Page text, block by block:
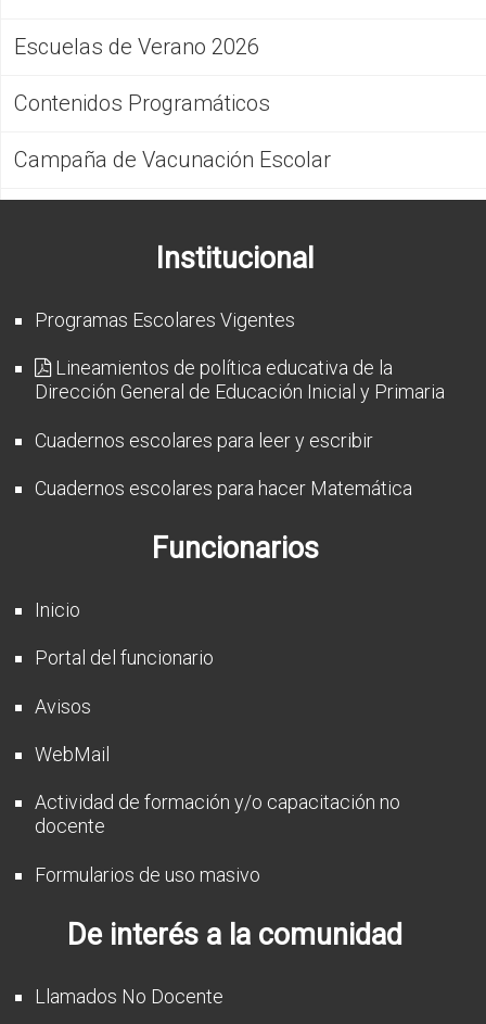
Escuelas de Verano 2026
Contenidos Programáticos
Campaña de Vacunación Escolar
Institucional
Programas Escolares Vigentes
Lineamientos de política educativa de la
Dirección General de Educación Inicial y Primaria
Cuadernos escolares para leer y escribir
Cuadernos escolares para hacer Matemática
Funcionarios
Inicio
Portal del funcionario
Avisos
WebMail
Actividad de formación y/o capacitación no
docente
Formularios de uso masivo
De interés a la comunidad
Llamados No Docente